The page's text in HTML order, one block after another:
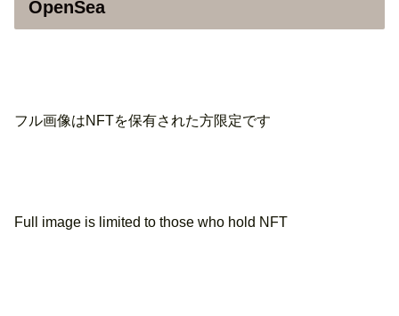
OpenSea
フル画像はNFTを保有された方限定です
Full image is limited to those who hold NFT